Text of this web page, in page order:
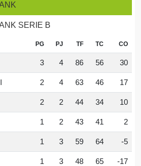
SERIE B
PG PJ TF TC CO
3 4 86 56 30
2 4 63 46 17
2 2 44 34 10
1 2 43 41 2
1 3 59 64 -5
1 3 48 65 -17